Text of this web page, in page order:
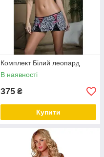
Комплект Білий леопард
В наявності
375 ₴
Купити